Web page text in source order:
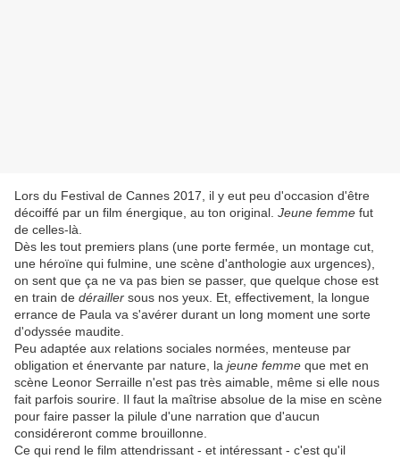
Lors du Festival de Cannes 2017, il y eut peu d'occasion d'être
décoiffé par un film énergique, au ton original. Jeune femme fut
de celles-là.
Dès les tout premiers plans (une porte fermée, un montage cut,
une héroïne qui fulmine, une scène d'anthologie aux urgences),
on sent que ça ne va pas bien se passer, que quelque chose est
en train de dérailler sous nos yeux. Et, effectivement, la longue
errance de Paula va s'avérer durant un long moment une sorte
d'odyssée maudite.
Peu adaptée aux relations sociales normées, menteuse par
obligation et énervante par nature, la jeune femme que met en
scène Leonor Serraille n'est pas très aimable, même si elle nous
fait parfois sourire. Il faut la maîtrise absolue de la mise en scène
pour faire passer la pilule d'une narration que d'aucun
considéreront comme brouillonne.
Ce qui rend le film attendrissant - et intéressant - c'est qu'il